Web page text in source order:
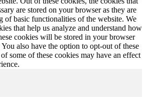
are stored on your browser as they are
of basic functionalities of the website. We
that help us analyze and understand how
cookies will be stored in your browser
also have the option to opt-out of these
some of these cookies may have an effect